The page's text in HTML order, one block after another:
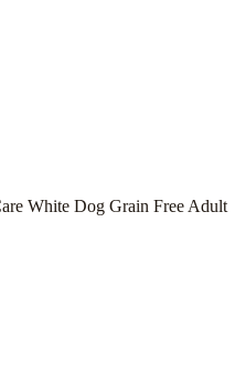
White Dog Grain Free Adult